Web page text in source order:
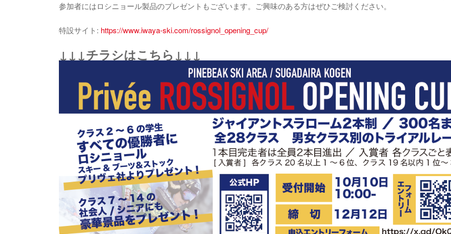
参加者にはロシニョール製品のプレゼントもございます。ご興味のある方はぜひご検討ください。
特設サイト: https://www.iwaya-ski.com/rossignol_opening_cup/
↓↓↓チラシはこちら↓↓↓